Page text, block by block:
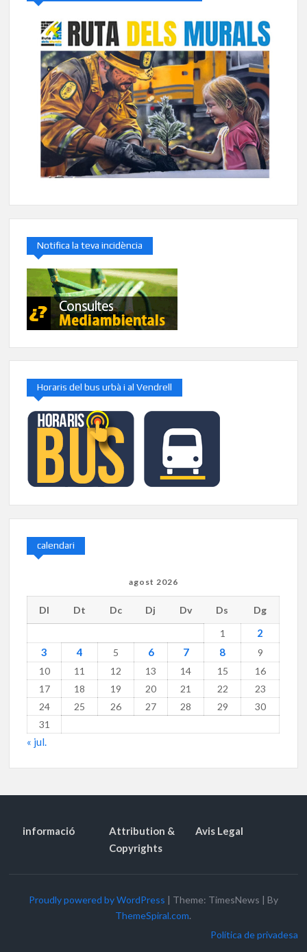
Notifica la teva incidència
Horaris del bus urbà i al Vendrell
calendari
agost 2026
Dl Dt Dc Dj Dv Ds
Dg
1
2
3
4 5 6 7 8
9
10
11 12 13 14 15
16
17
18 19 20 21 22
23
24
25 26 27 28 29
30
31
« jul.
informació
Attribution &
Copyrights
Avis Legal
Proudly powered by WordPress | Theme: TimesNews | By
ThemeSpiral.com.
Política de privadesa